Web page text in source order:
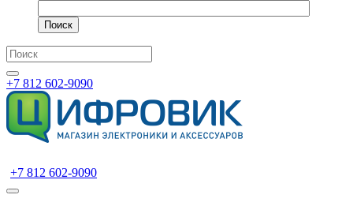
Поиск
+7 812 602-9090
+7 812 602-9090